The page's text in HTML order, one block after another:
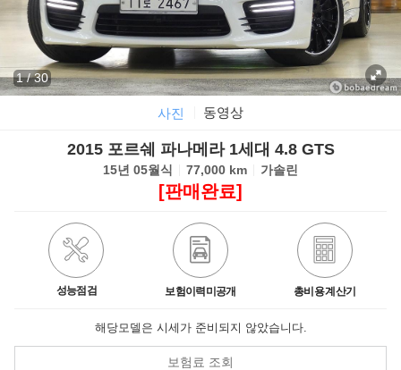
1/30
사진 동영상
2015 포르쉐 파나메라 1세대 4.8 GTS
15년 05월식 77,000 km 가솔린
[판매완료]
성능점검 보험이력미공개 총비용 계산기
해당모델은 시세가 준비되지 않았습니다.
보험료 조회